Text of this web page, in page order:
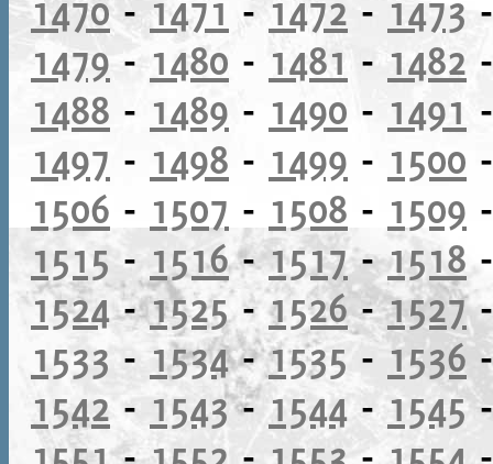
1470- 1471 - 1472 - 1473
1479 - 1480 - 1481 - 1482
1488 - 1489 - 1490 - 1491
1497 - 1498 - 1499 - 1500
1506 - 1507 - 1508 - 1509
1515- 1516-1517-1518
1524-1525-1526-1527
1533 - 1534-1535 - 1536
1542 - 1543-1544- 1545